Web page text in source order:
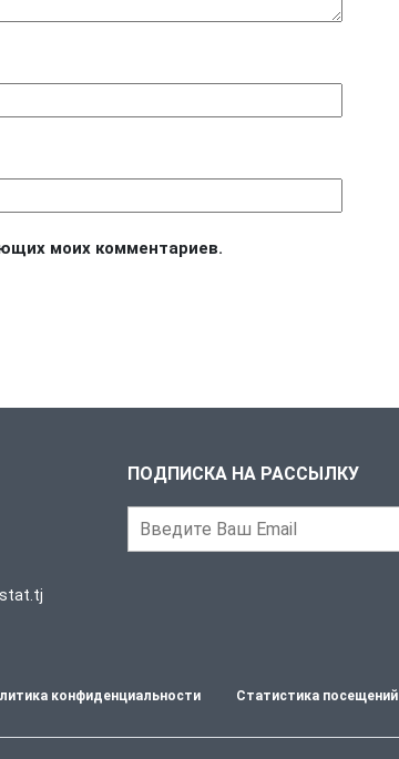
моих комментариев.
ПОДПИСКА НА РАССЫЛКУ
конфиденциальности Статистика посещений